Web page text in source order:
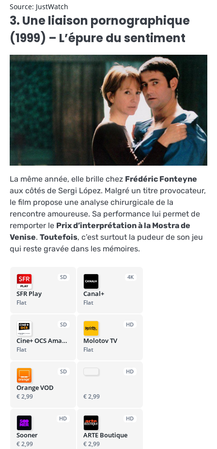
Source: JustWatch
3. Une liaison pornographique
(1999) – L’épure du sentiment
La même année, elle brille chez Frédéric Fonteyne
aux côtés de Sergi López. Malgré un titre provocateur,
le film propose une analyse chirurgicale de la
rencontre amoureuse. Sa performance lui permet de
remporter le Prix d’interprétation à la Mostra de
Venise. Toutefois, c’est surtout la pudeur de son jeu
qui reste gravée dans les mémoires.
SD
SFR Play
Flat
4K
Canal+
Flat
SD
Cine+ OCS Amazon Channel
Flat
HD
Molotov TV
Flat
SD
Orange VOD
€ 2,99
HD
€ 2,99
HD
Sooner
€ 2,99
HD
ARTE Boutique
€ 2,99